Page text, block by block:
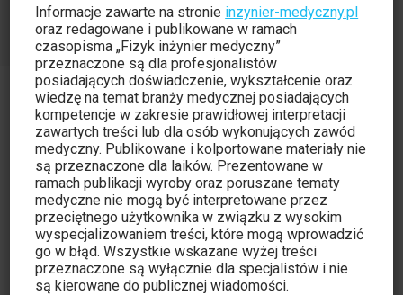
Strona główna
Aktualności
Audyt kliniczny badań mammograficznych
kwi
23
Aktualności
Informacje zawarte na stronie inzynier-medyczny.pl
oraz redagowane i publikowane w ramach
czasopisma „Fizyk inżynier medyczny”
przeznaczone są dla profesjonalistów
posiadających doświadczenie, wykształcenie oraz
wiedzę na temat branży medycznej posiadających
kompetencje w zakresie prawidłowej interpretacji
zawartych treści lub dla osób wykonujących zawód
medyczny. Publikowane i kolportowane materiały nie
są przeznaczone dla laików. Prezentowane w
ramach publikacji wyroby oraz poruszane tematy
medyczne nie mogą być interpretowane przez
przeciętnego użytkownika w związku z wysokim
wyspecjalizowaniem treści, które mogą wprowadzić
go w błąd. Wszystkie wskazane wyżej treści
przeznaczone są wyłącznie dla specjalistów i nie
są kierowane do publicznej wiadomości.